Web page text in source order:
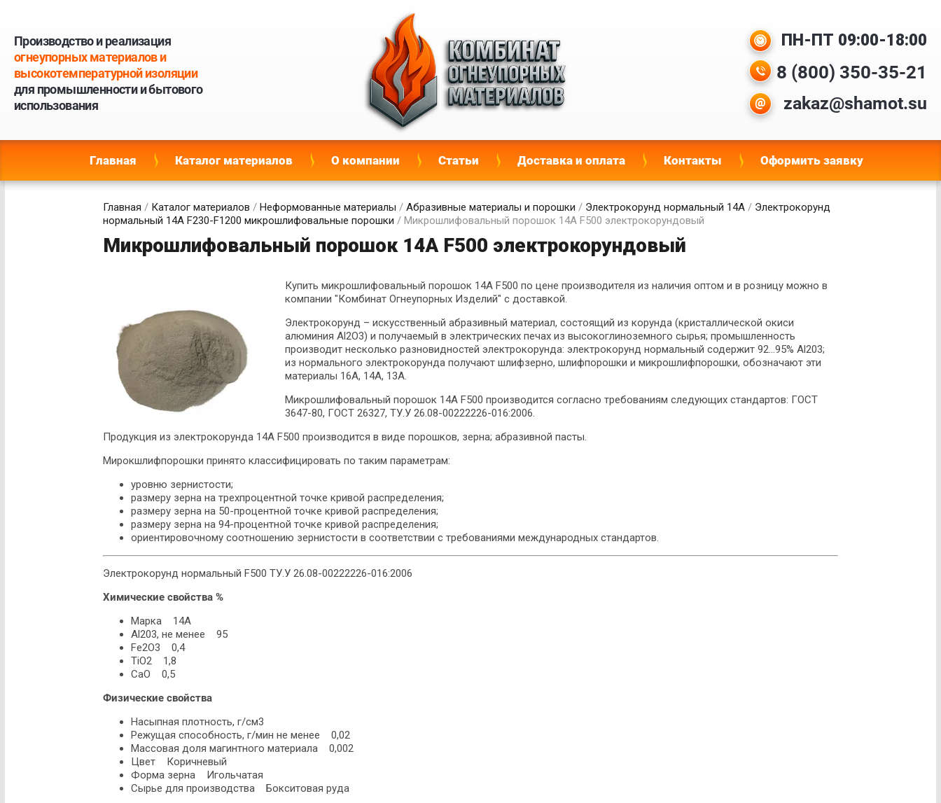
Производство и реализация
огнеупорных материалов и
высокотемпературной изоляции
для промышленности и бытового
использования
ПН-ПТ 09:00-18:00
8 (800) 350-35-21
zakaz@shamot.su
Главная Каталог материалов О компании Статьи Доставка и оплата Контакты Оформить заявку
Главная / Каталог материалов / Неформованные материалы / Абразивные материалы и порошки / Электрокорунд нормальный 14А / Электрокорунд
нормальный 14А F230-F1200 микрошлифовальные порошки / Микрошлифовальный порошок 14А F500 электрокорундовый
Микрошлифовальный порошок 14А F500 электрокорундовый
Купить микрошлифовальный порошок 14А F500 по цене производителя из наличия оптом и в розницу можно в
компании "Комбинат Огнеупорных Изделий" с доставкой.
Электрокорунд – искусственный абразивный материал, состоящий из корунда (кристаллической окиси
алюминия Аl2O3) и получаемый в электрических печах из высокоглиноземного сырья; промышленность
производит несколько разновидностей электрокорунда: электрокорунд нормальный содержит 92...95% Аl203;
из нормального электрокорунда получают шлифзерно, шлифпорошки и микрошлифпорошки, обозначают эти
материалы 16А, 14А, 13А.
Микрошлифовальный порошок 14А F500 производится согласно требованиям следующих стандартов: ГОСТ
3647-80, ГОСТ 26327, ТУ.У 26.08-00222226-016:2006.
Продукция из электрокорунда 14А F500 производится в виде порошков, зерна; абразивной пасты.
Мирокшлифпорошки принято классифицировать по таким параметрам:
уровню зернистости;
размеру зерна на трехпроцентной точке кривой распределения;
размеру зерна на 50-процентной точке кривой распределения;
размеру зерна на 94-процентной точке кривой распределения;
ориентировочному соотношению зернистости в соответствии с требованиями международных стандартов.
Электрокорунд нормальный F500 ТУ.У 26.08-00222226-016:2006
Химические свойства %
Марка 14А
Al203, не менее 95
Fe2O3 0,4
TiO2 1,8
CaO 0,5
Физические свойства
Насыпная плотность, г/см3
Режущая способность, г/мин не менее 0,02
Массовая доля магинтного материала 0,002
Цвет Коричневый
Форма зерна Игольчатая
Сырье для производства Бокситовая руда